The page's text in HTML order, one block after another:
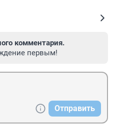
комментария.
первым!
Отправить